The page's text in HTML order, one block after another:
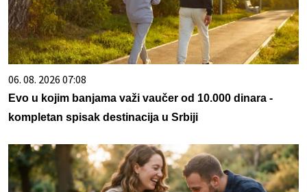
06. 08. 2026 07:08
Evo u kojim banjama važi vaučer od 10.000 dinara -
kompletan spisak destinacija u Srbiji